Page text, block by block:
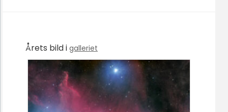
Årets bild i galleriet